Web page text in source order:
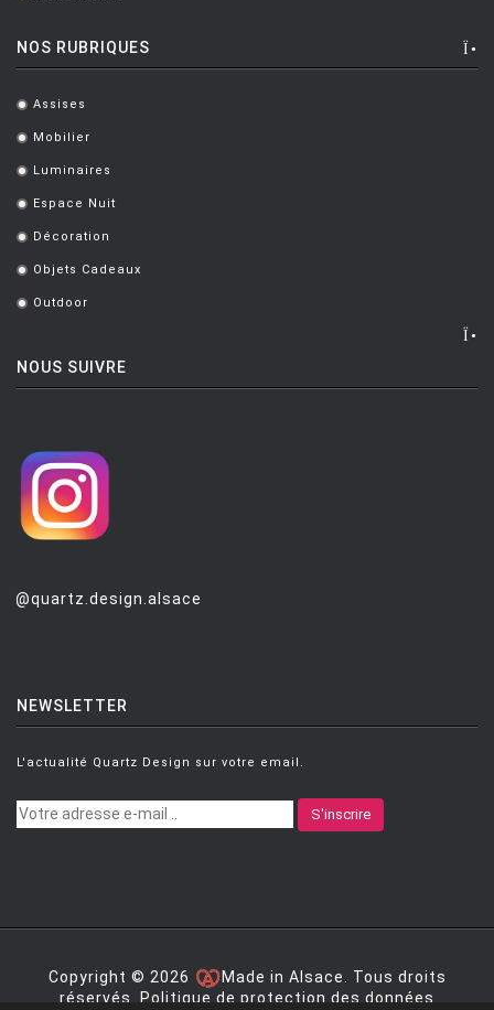
NOS RUBRIQUES
. Assises
. Mobilier
. Luminaires
. Espace Nuit
. Décoration
. Objets Cadeaux
. Outdoor
NOUS SUIVRE
@quartz.design.alsace
NEWSLETTER
L'actualité Quartz Design sur votre email.
S'inscrire
Copyright © 2026
Made in Alsace. Tous droits
réservés. Politique de protection des données